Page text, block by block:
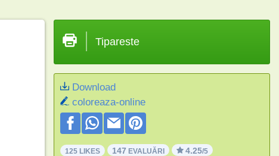
Tipareste
Download
coloreaza-online
125 LIKES 147 EVALUĂRI 4.25/5